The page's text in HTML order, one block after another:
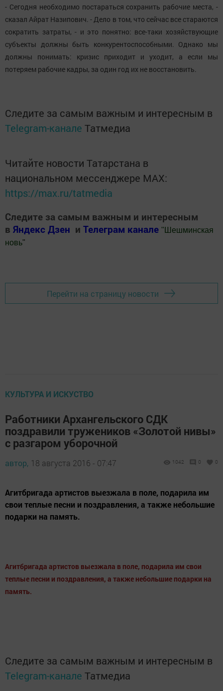
- Сегодня необходимо постараться сохранить рабочие места, -
сказал Айрат Назипович. - Дело в том, что сейчас все стараются
сократить затраты, - и это понятно: все-таки хозяйствующие
субъекты должны быть конкурентоспособными. Однако мы
должны понимать: кризис приходит и уходит, а если мы
потеряем рабочие кадры, за один год их не восстановить.
Следите за самым важным и интересным в
Telegram-канале Татмедиа
Читайте новости Татарстана в
национальном мессенджере MАХ:
https://max.ru/tatmedia
Следите за самым важным и интересным
в Яндекс Дзен и Телеграм канале " Шешминская
новь"
Перейти на страницу новости
КУЛЬТУРА И ИСКУСТВО
Работники Архангельского СДК
поздравили тружеников «Золотой нивы»
с разгаром уборочной
автор, 18 августа 2016 - 07:47 1042 0 0
Агитбригада артистов выезжала в поле, подарила им
свои теплые песни и поздравления, а также небольшие
подарки на память.
Агитбригада артистов выезжала в поле, подарила им свои
теплые песни и поздравления, а также небольшие подарки на
память.
Следите за самым важным и интересным в
Telegram-канале Татмедиа